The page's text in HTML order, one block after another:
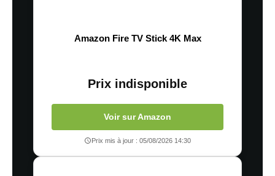
Amazon Fire TV Stick 4K Max
Prix indisponible
Voir sur Amazon
Prix mis à jour : 05/08/2026 14:30